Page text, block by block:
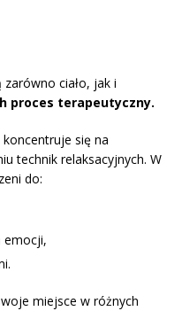
ciało, jak i
proces terapeutyczny.
się na
technik relaksacyjnych. W
do:
emocji,
miejsce w różnych